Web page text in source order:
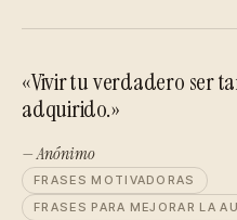
«Vivir tu verdadero ser
adquirido.»
— Anónimo
FRASES MOTIVADORAS
FRASES PARA MEJORAR LA